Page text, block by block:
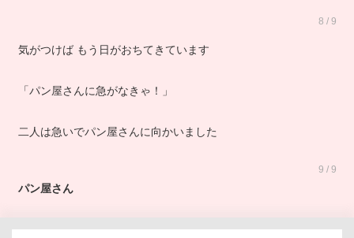
8 / 9
気がつけば もう日がおちてきています
「パン屋さんに急がなきゃ！」
二人は急いでパン屋さんに向かいました
9 / 9
パン屋さん